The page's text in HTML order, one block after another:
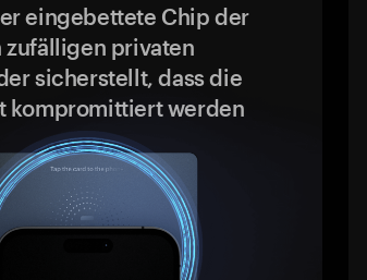
eingebettete Chip der
zufälligen privaten
sicherstellt, dass die
kompromittiert werden